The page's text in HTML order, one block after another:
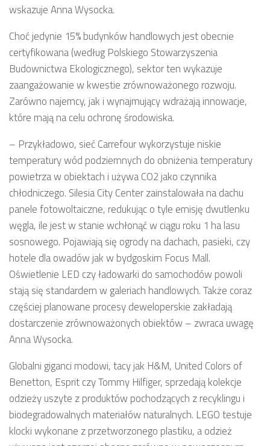
wskazuje Anna Wysocka.
Choć jedynie 15% budynków handlowych jest obecnie
certyfikowana (według Polskiego Stowarzyszenia
Budownictwa Ekologicznego), sektor ten wykazuje
zaangażowanie w kwestie zrównoważonego rozwoju.
Zarówno najemcy, jak i wynajmujący wdrażają innowacje,
które mają na celu ochronę środowiska.
– Przykładowo, sieć Carrefour wykorzystuje niskie
temperatury wód podziemnych do obniżenia temperatury
powietrza w obiektach i używa CO2 jako czynnika
chłodniczego. Silesia City Center zainstalowała na dachu
panele fotowoltaiczne, redukując o tyle emisję dwutlenku
węgla, ile jest w stanie wchłonąć w ciągu roku 1 ha lasu
sosnowego. Pojawiają się ogrody na dachach, pasieki, czy
hotele dla owadów jak w bydgoskim Focus Mall.
Oświetlenie LED czy ładowarki do samochodów powoli
stają się standardem w galeriach handlowych. Także coraz
częściej planowane procesy deweloperskie zakładają
dostarczenie zrównoważonych obiektów – zwraca uwagę
Anna Wysocka.
Globalni giganci modowi, tacy jak H&M, United Colors of
Benetton, Esprit czy Tommy Hilfiger, sprzedają kolekcje
odzieży uszyte z produktów pochodzących z recyklingu i
biodegradowalnych materiałów naturalnych. LEGO testuje
klocki wykonane z przetworzonego plastiku, a odzież